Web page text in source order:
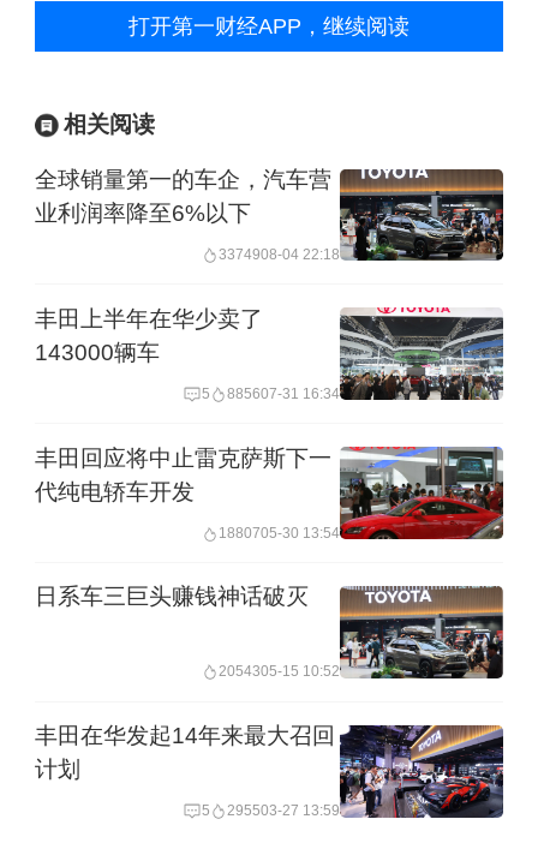
打开第一财经APP，继续阅读
相关阅读
全球销量第一的车企，汽车营
业利润率降至6%以下
3374908-04 22:18
丰田上半年在华少卖了
143000辆车
5 885607-31 16:34
丰田回应将中止雷克萨斯下一
代纯电轿车开发
1880705-30 13:54
日系车三巨头赚钱神话破灭
2054305-15 10:52
丰田在华发起14年来最大召回
计划
5 295503-27 13:59